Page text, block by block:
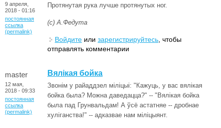
9 апреля,
2018 - 01:16
постоянная
ссылка
(permalink)
Протянутая рука лучше протянутых ног.
(с) А.Федута
Войдите или зарегистрируйтесь , чтобы
отправлять комментарии
master
12 мая,
2018 - 09:33
постоянная
ссылка
(permalink)
Вялікая бойка
Звонім у райаддзел міліцыі: "Кажуць, у вас вялікая
бойка была? Можна даведацца?" -- "Вялікая бойка
была пад Грунвальдам! А ўсё астатняе -- дробнае
хуліганства!" -- адказвае нам міліцыянт.